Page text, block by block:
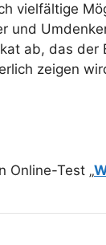
vielfältige
und
ab, das
zeigen
Online-Test „